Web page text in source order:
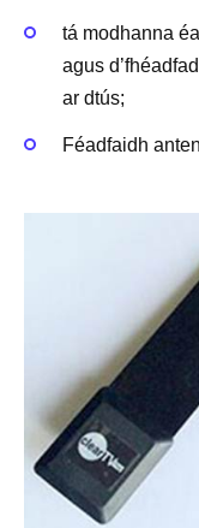
tá modhanna
agus
ar dtús;
Féadfaidh